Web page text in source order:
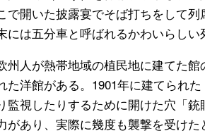
で開いた披露宴でそば打ちをして
には五分車と呼ばれるかわいらしい
州人が熱帯地域の植民地に建てた
た洋館がある。1901年に建てられ
監視したりするために開けた穴「銃
あり、実際に幾度も襲撃を受けた